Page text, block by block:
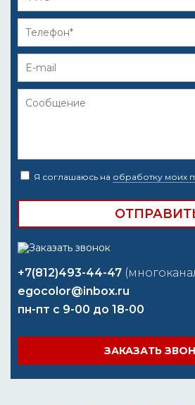
Я соглашаюсь на обработку моих
+7(812)493-44-47
egocolor@inbox.ru
пн-пт с 9-00 до 18-00
ЗАКАЗАТЬ